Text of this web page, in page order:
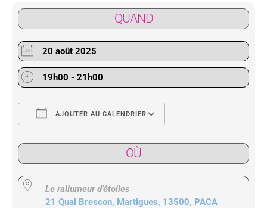
QUAND
20 août 2025
19h00 - 21h00
AJOUTER AU CALENDRIER
OÙ
Le rallumeur d'étoiles
21 Quai Brescon, Martigues, 13500, PACA